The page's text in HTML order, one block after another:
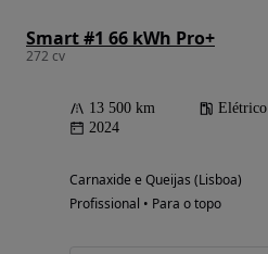
Smart #1 66 kWh Pro+
272 cv
13 500 km Elétrico
2024
Carnaxide e Queijas (Lisboa)
Profissional • Para o topo